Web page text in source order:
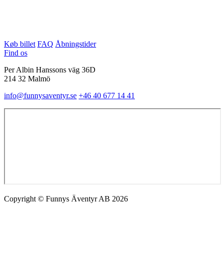
Køb billet FAQ Åbningstider
Find os
Per Albin Hanssons väg 36D
214 32 Malmö
info@funnysaventyr.se +46 40 677 14 41
Copyright © Funnys Äventyr AB 2026